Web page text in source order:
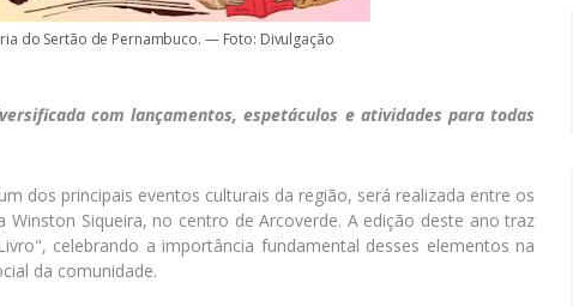
do Sertão de Pernambuco. — Foto: Divulgação
com lançamentos, espetáculos e atividades para todas
dos principais eventos culturais da região, será realizada entre os
Winston Siqueira, no centro de Arcoverde. A edição deste ano traz
celebrando a importância fundamental desses elementos na
da comunidade.